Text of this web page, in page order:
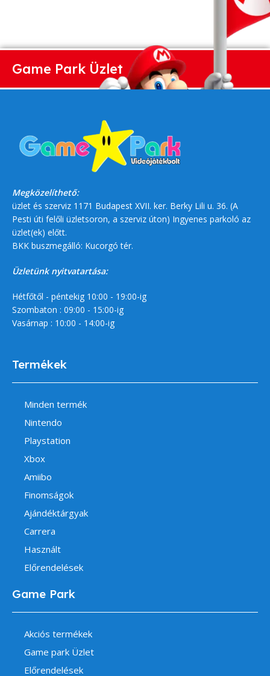
Game Park Üzlet
Megközelíthető:
üzlet és szerviz 1171 Budapest XVII. ker. Berky Lili u. 36. (A
Pesti úti felőli üzletsoron, a szerviz úton) Ingyenes parkoló az
üzlet(ek) előtt.
BKK buszmegálló: Kucorgó tér.
Üzletünk nyitvatartása:
Hétfőtől - péntekig 10:00 - 19:00-ig
Szombaton : 09:00 - 15:00-ig
Vasárnap : 10:00 - 14:00-ig
Termékek
Minden termék
Nintendo
Playstation
Xbox
Amiibo
Finomságok
Ajándéktárgyak
Carrera
Használt
Előrendelések
Game Park
Akciós termékek
Game park Üzlet
Előrendelések